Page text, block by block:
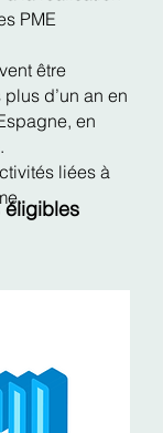
PME
être
d’un an en
en
liées à
éligibles